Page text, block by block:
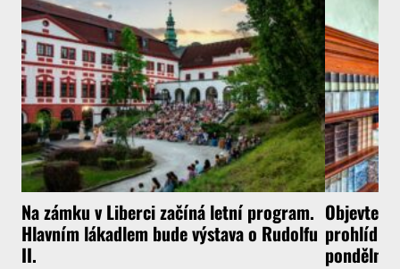
Na zámku v Liberci začíná letní program.
Hlavním lákadlem bude výstava o Rudolfu
II.
Objevte
pondělní